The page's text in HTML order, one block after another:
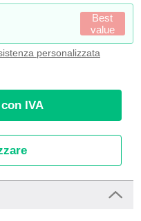
Best
value
personalizzata
IVA